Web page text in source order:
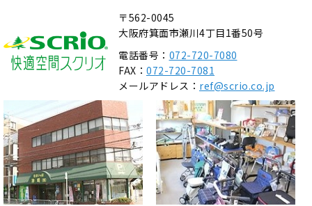
〒562-0045
大阪府箕面市瀬川4丁目1番50号
電話番号： 072-720-7080
FAX： 072-720-7081
メールアドレス： ref@scrio.co.jp